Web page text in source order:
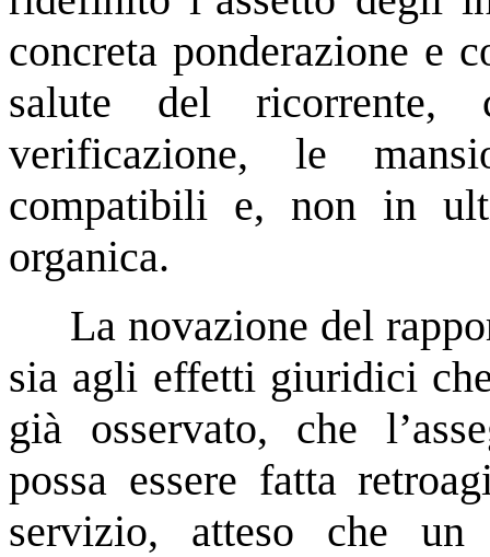
concreta ponderazione e
salute del
verificazione, le
compatibili e, non in
organica.
La novazione del
sia agli effetti giuridici
già osservato, che
possa essere fatta
servizio, atteso che